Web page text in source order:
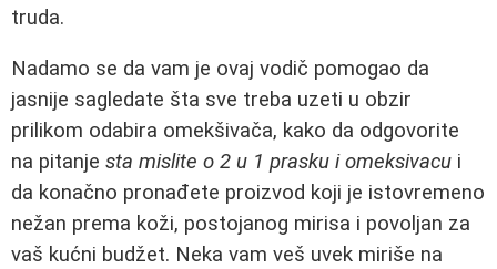
truda.
Nadamo se da vam je ovaj vodič pomogao da
jasnije sagledate šta sve treba uzeti u obzir
prilikom odabira omekšivača, kako da odgovorite
na pitanje sta mislite o 2 u 1 prasku i omeksivacu i
da konačno pronađete proizvod koji je istovremeno
nežan prema koži, postojanog mirisa i povoljan za
vaš kućni budžet. Neka vam veš uvek miriše na